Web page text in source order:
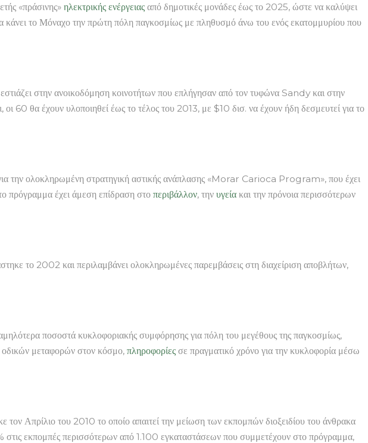
«πράσινης» ηλεκτρικής ενέργειας από δημοτικές μονάδες έως το 2025, ώστε να καλύψει
κάνει το Μόναχο την πρώτη πόλη παγκοσμίως με πληθυσμό άνω του ενός εκατομμυρίου που
στην ανοικοδόμηση κοινοτήτων που επλήγησαν από τον τυφώνα Sandy και στην
60 θα έχουν υλοποιηθεί έως το τέλος του 2013, με $10 δισ. να έχουν ήδη δεσμευτεί για το
την ολοκληρωμένη στρατηγική αστικής ανάπλασης «Morar Carioca Program», που έχει
πρόγραμμα έχει άμεση επίδραση στο περιβάλλον, την υγεία και την πρόνοια περισσότερων
το 2002 και περιλαμβάνει ολοκληρωμένες παρεμβάσεις στη διαχείριση αποβλήτων,
ποσοστά κυκλοφοριακής συμφόρησης για πόλη του μεγέθους της παγκοσμίως,
οδικών μεταφορών στον κόσμο, πληροφορίες σε πραγματικό χρόνο για την κυκλοφορία μέσω
Απρίλιο του 2010 το οποίο απαιτεί την μείωση των εκπομπών διοξειδίου του άνθρακα
στις εκπομπές περισσότερων από 1.100 εγκαταστάσεων που συμμετέχουν στο πρόγραμμα,